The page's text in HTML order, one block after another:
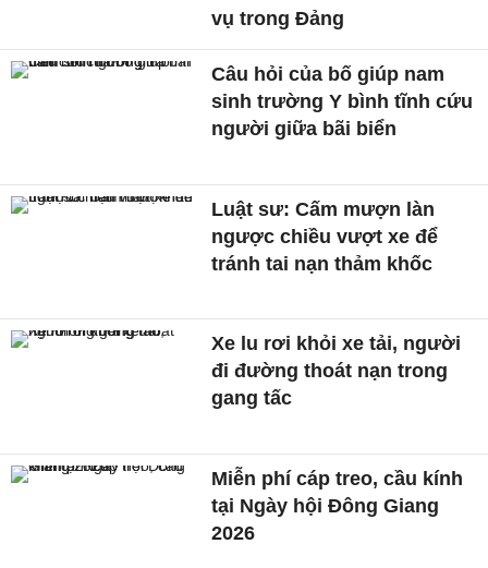
vụ trong Đảng
Câu hỏi của bố giúp nam
sinh trường Y bình tĩnh cứu
người giữa bãi biển
Luật sư: Cấm mượn làn
ngược chiều vượt xe để
tránh tai nạn thảm khốc
Xe lu rơi khỏi xe tải, người
đi đường thoát nạn trong
gang tấc
Miễn phí cáp treo, cầu kính
tại Ngày hội Đông Giang
2026